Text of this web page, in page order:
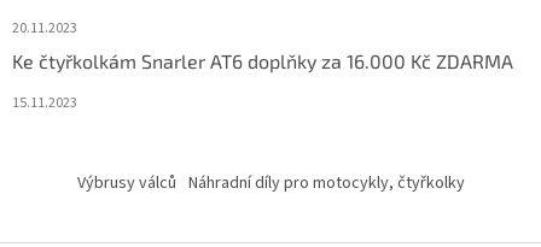
20.11.2023
Ke čtyřkolkám Snarler AT6 doplňky za 16.000 Kč ZDARMA
15.11.2023
Výbrusy válců Náhradní díly pro motocykly, čtyřkolky